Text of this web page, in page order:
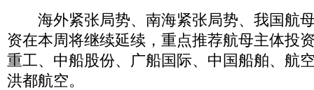
海外紧张局势、南海紧张局势、我国航
资在本周将继续延续，重点推荐航母主体投
重工、中船股份、广船国际、中国船舶、航
洪都航空。